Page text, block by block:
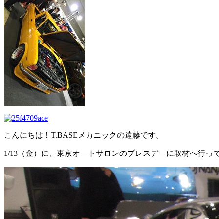
こんにちは！T.BASEメカニックの遠藤です。
1/13（金）に、東京オートサロンのプレスデーに取材へ行っ